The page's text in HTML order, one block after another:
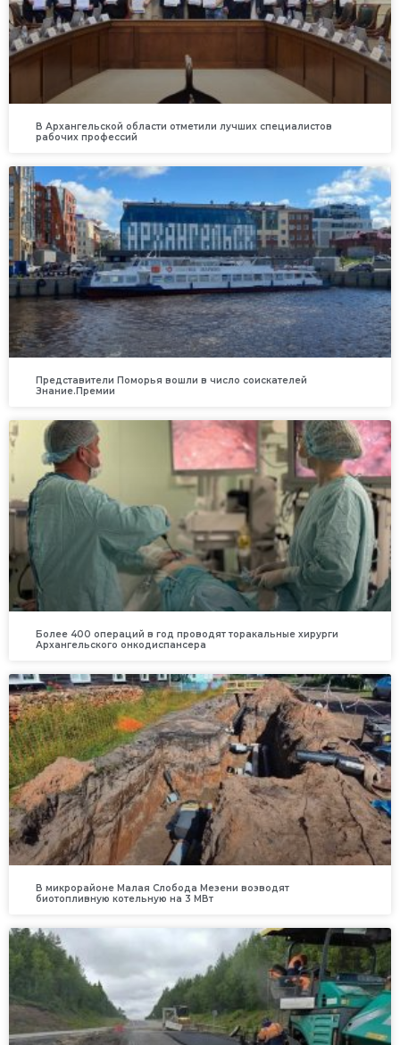
В Архангельской области отметили лучших специалистов
рабочих профессий
Представители Поморья вошли в число соискателей
Знание.Премии
Более 400 операций в год проводят торакальные хирурги
Архангельского онкодиспансера
В микрорайоне Малая Слобода Мезени возводят
биотопливную котельную на 3 МВт